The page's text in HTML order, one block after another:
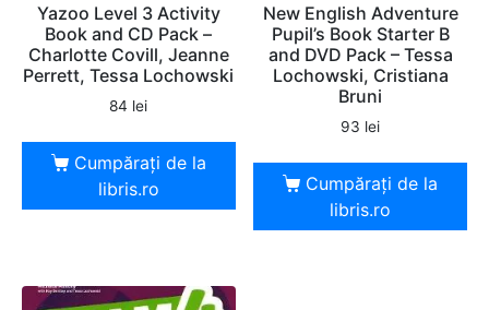
Yazoo Level 3 Activity
Book and CD Pack –
Charlotte Covill, Jeanne
Perrett, Tessa Lochowski
84 lei
Cumpărați de la
libris.ro
New English Adventure
Pupil’s Book Starter B
and DVD Pack – Tessa
Lochowski, Cristiana
Bruni
93 lei
Cumpărați de la
libris.ro